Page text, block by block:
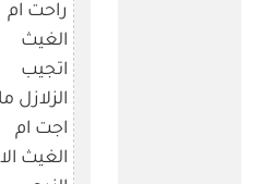
راحت ام
الغيث
اتجيب
الزلازل ما
اجت ام
الغيث الا